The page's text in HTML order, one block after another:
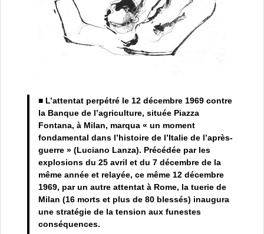
■ L’attentat perpétré le 12 décembre 1969 contre
la Banque de l’agriculture, située Piazza
Fontana, à Milan, marqua « un moment
fondamental dans l’histoire de l’Italie de l’après-
guerre » (Luciano Lanza). Précédée par les
explosions du 25 avril et du 7 décembre de la
même année et relayée, ce même 12 décembre
1969, par un autre attentat à Rome, la tuerie de
Milan (16 morts et plus de 80 blessés) inaugura
une stratégie de la tension aux funestes
conséquences.